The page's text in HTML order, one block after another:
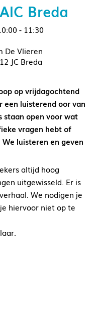
Breda
- 11:30
De Vlieren
JC Breda
op vrijdagochtend
een luisterend oor van
staan open voor wat
vragen hebt of
luisteren en geven
altijd hoog
uitgewisseld. Er is
We nodigen je
hiervoor niet op te